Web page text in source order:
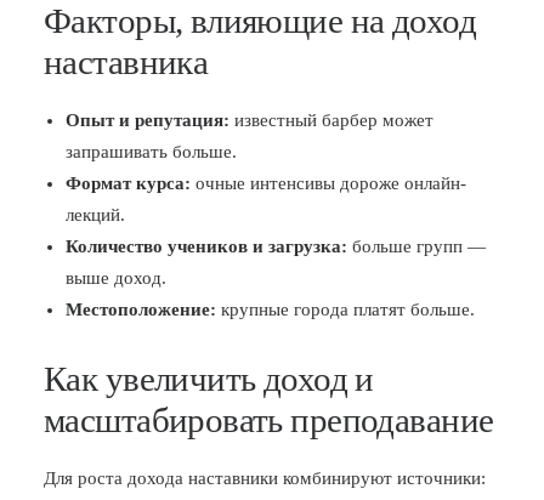
Факторы, влияющие на доход
наставника
Опыт и репутация: известный барбер может
запрашивать больше.
Формат курса: очные интенсивы дороже онлайн-
лекций.
Количество учеников и загрузка: больше групп —
выше доход.
Местоположение: крупные города платят больше.
Как увеличить доход и
масштабировать преподавание
Для роста дохода наставники комбинируют источники: